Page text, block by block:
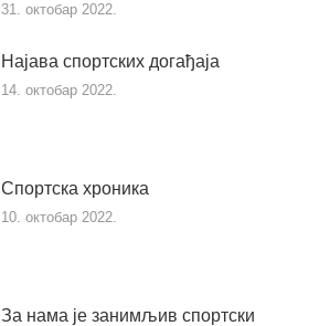
31. октобар 2022.
Најава спортских догађаја
14. октобар 2022.
Спортска хроника
10. октобар 2022.
За нама је занимљив спортски